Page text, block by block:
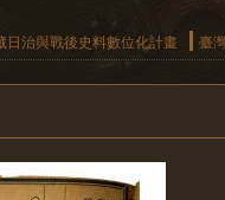
日治與戰後史料數位化計畫 臺